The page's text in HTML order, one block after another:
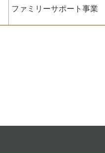
ファミリーサポート事業